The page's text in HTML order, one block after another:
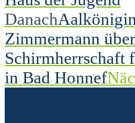
Danach
Zimmermann
Schirmherrschaft
in Bad Honnef